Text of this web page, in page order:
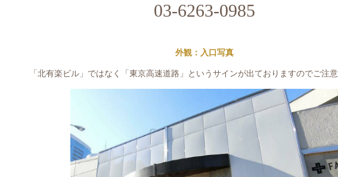
03-6263-0985
外観：入口写真
「北有楽ビル」ではなく「東京高速道路」というサインが出ておりますのでご注